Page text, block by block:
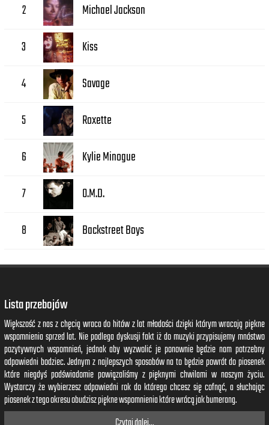
2 Michael Jackson
3 Kiss
4 Savage
5 Roxette
6 Kylie Minogue
7 O.M.D.
8 Backstreet Boys
Lista przebojów
Większość z nas z chęcią wraca do hitów z lat młodości dzięki którym wracają piękne
wspomnienia sprzed lat. Nie podlega dyskusji fakt iż do muzyki przypisujemy mnóstwo
pozytywnych wspomnień, jednak aby wyzwolić je ponownie będzie nam potrzebny
odpowiedni bodziec. Jednym z najlepszych sposobów na to będzie powrót do piosenek
które niegdyś podświadomie powiązaliśmy z pięknymi chwilami w naszym życiu.
Wystarczy że wybierzesz odpowiedni rok do którego chcesz się cofnąć, a słuchając
piosenek z tego okresu obudzisz piękne wspomnienia które wrócą jak bumerang.